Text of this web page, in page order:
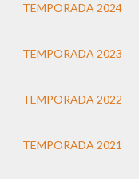
TEMPORADA 2024
TEMPORADA 2023
TEMPORADA 2022
TEMPORADA 2021